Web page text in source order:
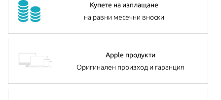
Купете на изплащане
на равни месечни вноски
Apple продукти
Оригинален произход и гаранция